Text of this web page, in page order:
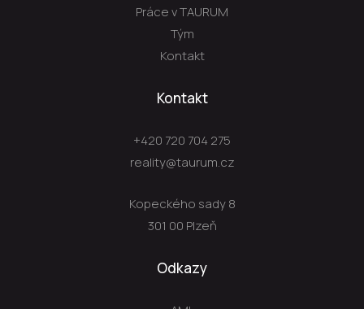
Práce v TAURUM
Tým
Kontakt
Kontakt
+420 720 704 275
reality@taurum.cz
Kopeckého sady 8
301 00 Plzeň
Odkazy